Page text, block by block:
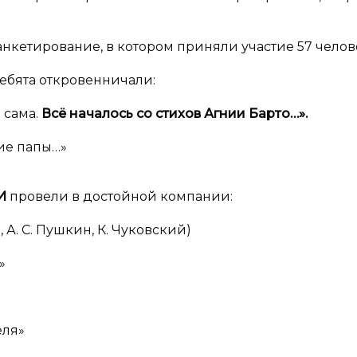
в котором приняли участие 57
откровенничали:
Всё началось со стихов Агнии Барто…».
папы…»
провели в достойной компании:
А. С. Пушкин, К. Чуковский)